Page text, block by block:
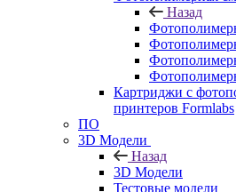
Назад
Картриджи с
принтеров Formlabs
ПО
3D Модели
Назад
3D Модели
Тестовые модели